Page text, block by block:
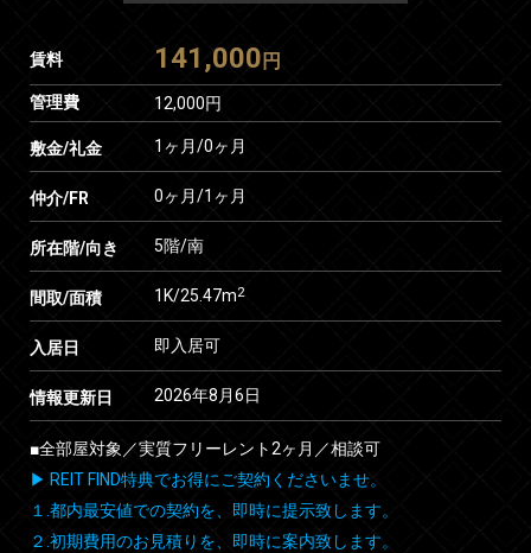
賃料 141,000 円
管理費 12,000円
敷金/礼金 1ヶ月/0ヶ月
仲介/FR 0ヶ月/1ヶ月
所在階/向き 5階/南
間取/面積 1K/25.47m2
入居日 即入居可
情報更新日 2026年8月6日
■全部屋対象／実質フリーレント2ヶ月／相談可
▶ REIT FIND特典でお得にご契約くださいませ。
１.都内最安値での契約を、即時に提示致します。
２.初期費用のお見積りを、即時に案内致します。